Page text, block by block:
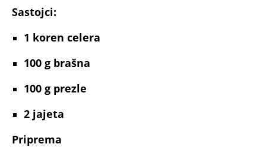
Sastojci:
1 koren celera
100 g brašna
100 g prezle
2 jajeta
Priprema